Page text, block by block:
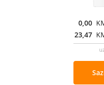
0,00
23,47